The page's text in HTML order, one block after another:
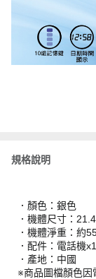
規格說明
．顏色：銀色
．機體尺寸：
．機體淨重：約
．配件：電話機
．產地：中國
※商品圖檔顏色因